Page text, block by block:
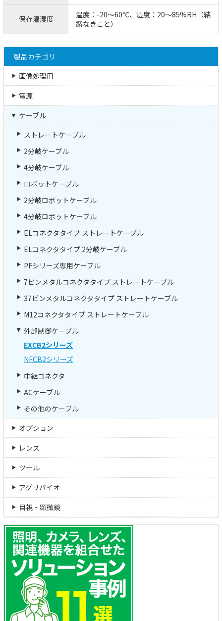
保存温湿度
温度：-20～60℃、湿度：20～85%RH（結
露なきこと）
製品カテゴリ
画像処理用
電源
ケーブル
ストレートケーブル
2分岐ケーブル
4分岐ケーブル
ロボットケーブル
2分岐ロボットケーブル
4分岐ロボットケーブル
ELコネクタタイプ ストレートケーブル
ELコネクタタイプ 2分岐ケーブル
PFシリーズ専用ケーブル
7ピンメタルコネクタタイプ ストレートケーブル
37ピンメタルコネクタタイプ ストレートケーブル
M12コネクタタイプ ストレートケーブル
外部制御ケーブル
EXCB2シリーズ
NFCB2シリーズ
中継コネクタ
ACケーブル
その他のケーブル
オプション
レンズ
ツール
アグリバイオ
目視・顕微鏡